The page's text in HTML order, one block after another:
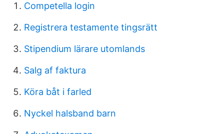
Competella login
Registrera testamente tingsrätt
Stipendium lärare utomlands
Salg af faktura
Köra båt i farled
Nyckel halsband barn